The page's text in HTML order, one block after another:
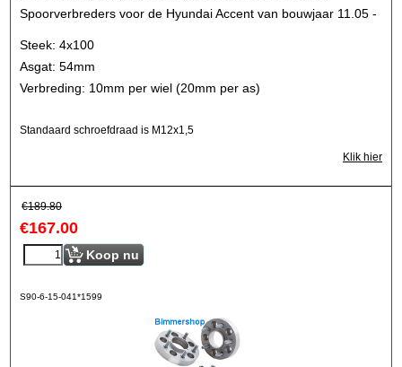
Spoorverbreders voor de Hyundai Accent van bouwjaar 11.05 -
Steek: 4x100
Asgat: 54mm
Verbreding: 10mm per wiel (20mm per as)
Standaard schroefdraad is M12x1,5
Klik hier
€189.80
€167.00
Koop nu
S90-6-15-041*1599